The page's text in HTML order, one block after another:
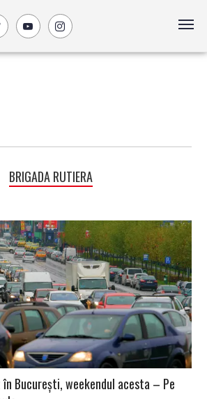
BRIGADA RUTIERA
București, weekendul acesta – Pe